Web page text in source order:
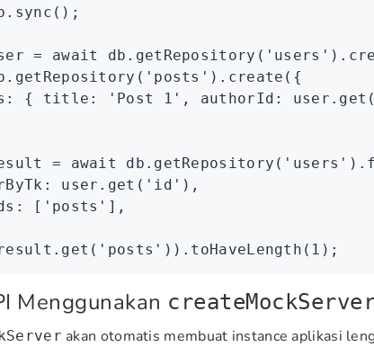
.sync ();
= await db .getRepository ( 'users' )
.getRepository ( 'posts' ) .create ({
: { title : 'Post 1' , authorId : user .get
= await db .getRepository ( 'users' )
: user .get ( 'id' ) ,
: [ 'posts' ] ,
.get ( 'posts' )) .toHaveLength ( 1 );
Menggunakan
akan otomatis membuat instance aplikasi